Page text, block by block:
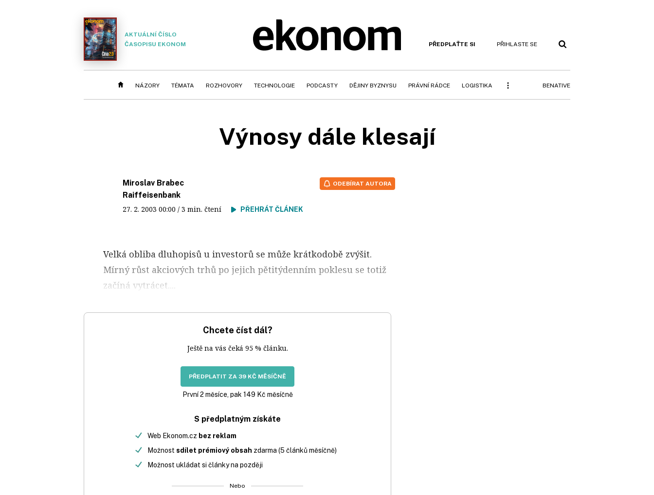
AKTUÁLNÍ ČÍSLO
ČASOPISU EKONOM
PŘEDPLAŤTE SI PŘIHLASTE SE
NÁZORY TÉMATA ROZHOVORY TECHNOLOGIE PODCASTY DĚJINY BYZNYSU PRÁVNÍ RÁDCE LOGISTIKA BENATIVE
Výnosy dále klesají
Miroslav Brabec
Raiffeisenbank
27. 2. 2003 00:00 / 3 min. čtení PŘEHRÁT ČLÁNEK
ODEBÍRAT AUTORA
Velká obliba dluhopisů u investorů se může krátkodobě zvýšit.
Mírný růst akciových trhů po jejich pětitýdenním poklesu se totiž
začíná vytrácet....
Chcete číst dál?
Ještě na vás čeká 95 % článku.
PŘEDPLATIT ZA 39 KČ MĚSÍČNĚ
První 2 měsíce, pak 149 Kč měsíčně
S předplatným získáte
Web Ekonom.cz bez reklam
Možnost sdílet prémiový obsah zdarma (5 článků měsíčně)
Možnost ukládat si články na později
Nebo